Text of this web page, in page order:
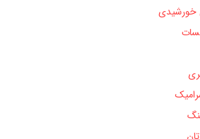
خورشیدی